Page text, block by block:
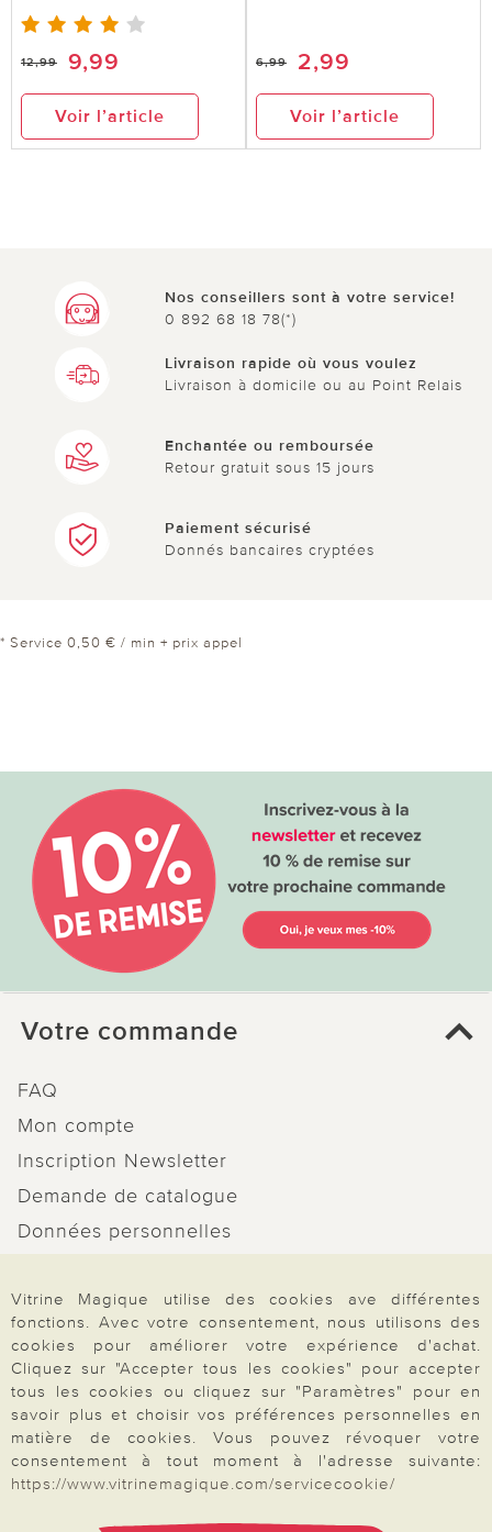
12,99 9,99
Voir l’article
6,99 2,99
Voir l’article
Nos conseillers sont à votre service!
0 892 68 18 78(*)
Livraison rapide où vous voulez
Livraison à domicile ou au Point Relais
Enchantée ou remboursée
Retour gratuit sous 15 jours
Paiement sécurisé
Donnés bancaires cryptées
* Service 0,50 € / min + prix appel
Votre commande
FAQ
Mon compte
Inscription Newsletter
Demande de catalogue
Données personnelles
Rétractation
Paiement & Livraison
Vitrine Magique utilise des cookies ave différentes
fonctions. Avec votre consentement, nous utilisons des
cookies pour améliorer votre expérience d'achat.
Cliquez sur "Accepter tous les cookies" pour accepter
tous les cookies ou cliquez sur "Paramètres" pour en
savoir plus et choisir vos préférences personnelles en
matière de cookies. Vous pouvez révoquer votre
consentement à tout moment à l'adresse suivante:
https://www.vitrinemagique.com/servicecookie/